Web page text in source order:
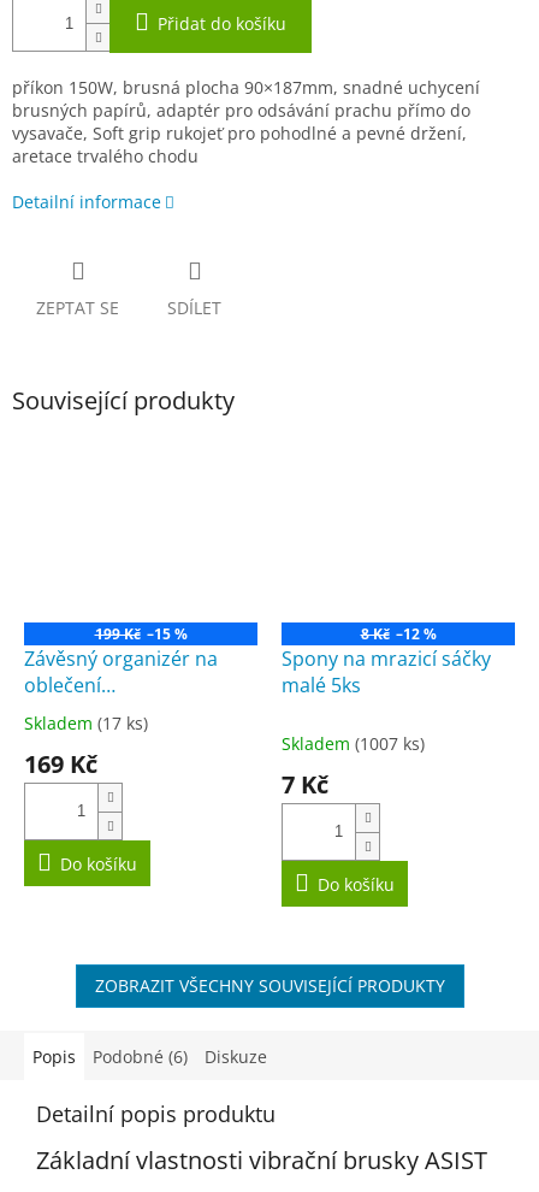
Přidat do košíku
příkon 150W, brusná plocha 90×187mm, snadné uchycení
brusných papírů, adaptér pro odsávání prachu přímo do
vysavače, Soft grip rukojeť pro pohodlné a pevné držení,
aretace trvalého chodu
Detailní informace
ZEPTAT SE SDÍLET
Související produkty
199 Kč –15 %
Závěsný organizér na
oblečení
Storagesolutions, černý
Průměrné
produktu
z
hvězdiček.
Skladem (17 ks)
169 Kč
Do košíku
8 Kč –12 %
Spony na mrazicí sáčky
malé 5ks
Skladem (1007 ks)
7 Kč
Do košíku
ZOBRAZIT VŠECHNY SOUVISEJÍCÍ PRODUKTY
Popis Podobné (6) Diskuze
Detailní popis produktu
Základní vlastnosti vibrační brusky ASIST